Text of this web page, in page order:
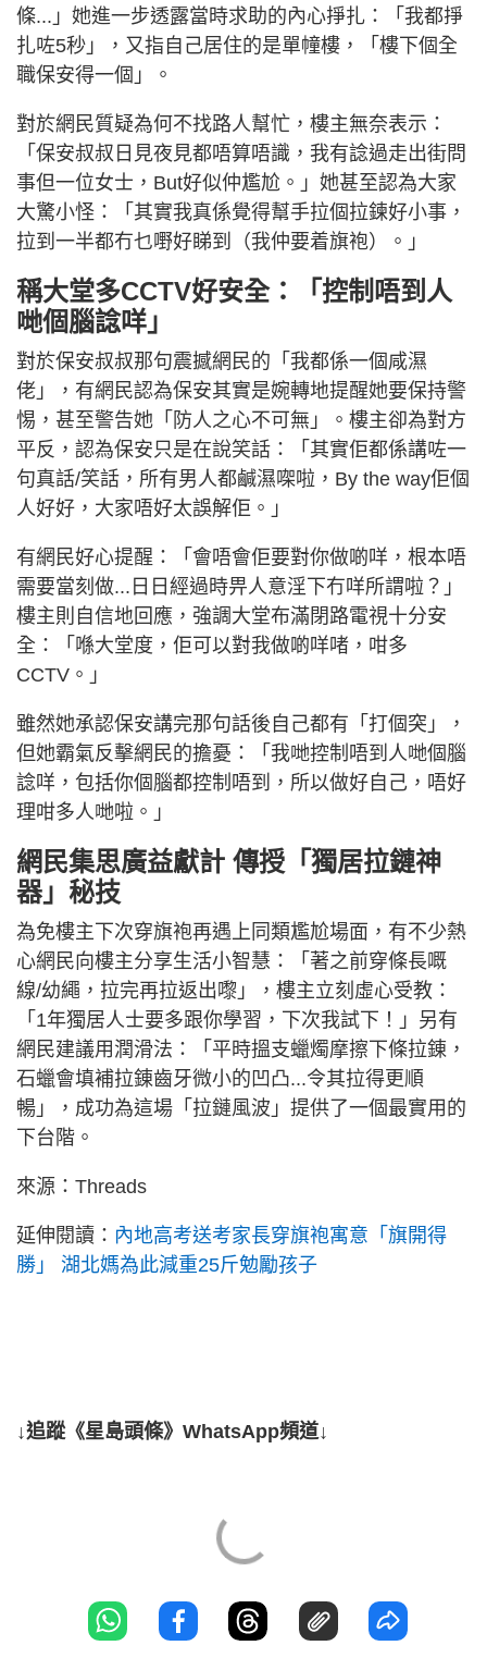
條...」她進一步透露當時求助的內心掙扎：「我都掙
扎咗5秒」，又指自己居住的是單幢樓，「樓下個全
職保安得一個」。
對於網民質疑為何不找路人幫忙，樓主無奈表示：
「保安叔叔日見夜見都唔算唔識，我有諗過走出街問
事但一位女士，But好似仲尷尬。」她甚至認為大家
大驚小怪：「其實我真係覺得幫手拉個拉鍊好小事，
拉到一半都冇乜嘢好睇到（我仲要着旗袍）。」
稱大堂多CCTV好安全：「控制唔到人
哋個腦諗咩」
對於保安叔叔那句震撼網民的「我都係一個咸濕
佬」，有網民認為保安其實是婉轉地提醒她要保持警
惕，甚至警告她「防人之心不可無」。樓主卻為對方
平反，認為保安只是在說笑話：「其實佢都係講咗一
句真話/笑話，所有男人都鹹濕㗎啦，By the way佢個
人好好，大家唔好太誤解佢。」
有網民好心提醒：「會唔會佢要對你做啲咩，根本唔
需要當刻做...日日經過時畀人意淫下冇咩所謂啦？」
樓主則自信地回應，強調大堂布滿閉路電視十分安
全：「喺大堂度，佢可以對我做啲咩啫，咁多
CCTV。」
雖然她承認保安講完那句話後自己都有「打個突」，
但她霸氣反擊網民的擔憂：「我哋控制唔到人哋個腦
諗咩，包括你個腦都控制唔到，所以做好自己，唔好
理咁多人哋啦。」
網民集思廣益獻計 傳授「獨居拉鏈神
器」秘技
為免樓主下次穿旗袍再遇上同類尷尬場面，有不少熱
心網民向樓主分享生活小智慧：「著之前穿條長嘅
線/幼繩，拉完再拉返出嚟」，樓主立刻虛心受教：
「1年獨居人士要多跟你學習，下次我試下！」另有
網民建議用潤滑法：「平時搵支蠟燭摩擦下條拉錬，
石蠟會填補拉錬齒牙微小的凹凸...令其拉得更順
暢」，成功為這場「拉鏈風波」提供了一個最實用的
下台階。
來源：Threads
延伸閱讀： 內地高考送考家長穿旗袍寓意「旗開得
勝」 湖北媽為此減重25斤勉勵孩子
↓追蹤《星島頭條》WhatsApp頻道↓